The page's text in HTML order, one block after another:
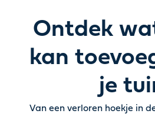
Ontdek
kan
je
Van een verloren hoekje in